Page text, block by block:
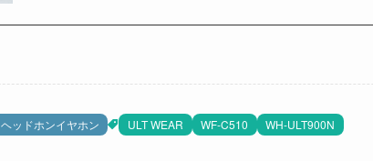
ヘッドホンイヤホン ULT WEAR WF-C510 WH-ULT900N